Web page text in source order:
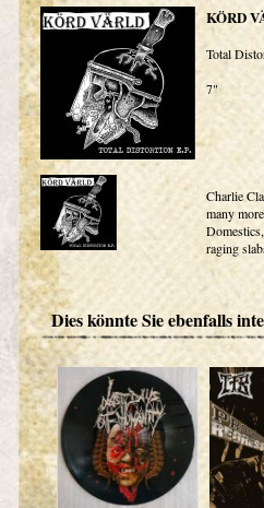
KÖRD
Total
7"
Charlie
many
raging
Dies könnte Sie ebenfalls